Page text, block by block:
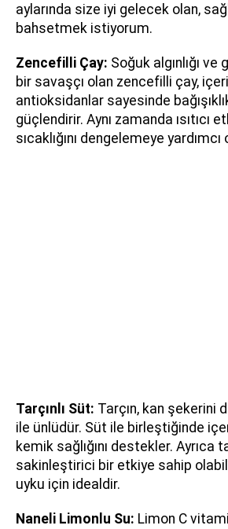
aylarında size iyi gelecek olan,
bahsetmek istiyorum.
Zencefilli Çay: Soğuk algınlığı ve
bir savaşçı olan zencefilli çay,
antioksidanlar sayesinde
güçlendirir. Aynı zamanda ısıtıcı
sıcaklığını dengelemeye yardımcı
Tarçınlı Süt: Tarçın, kan şekerini
ile ünlüdür. Süt ile birleştiğinde
kemik sağlığını destekler. Ayrıca
sakinleştirici bir etkiye sahip
uyku için idealdir.
Naneli Limonlu Su: Limon C